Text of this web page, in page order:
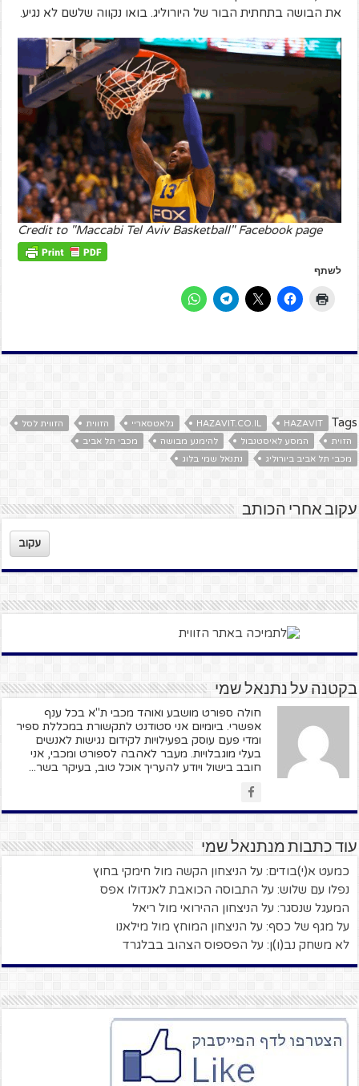
את הבושה בתחתית הבור של היורוליג. בואו נקווה שלשם לא נגיע.
Credit to "Maccabi Tel Aviv Basketball" Facebook page
לשתף
Tags
HAZAVIT
HAZAVIT.CO.IL גלאטסאריי הזווית
הזווית לסל
הזוית
המסע לאיסטנבול להימנע מבושה
מכבי תל אביב
מכבי תל אביב ביורוליג
נתנאל שמי בלוג
עקוב אחרי הכותב
עקוב
בקטנה על נתנאל שמי
חולה ספורט מושבע ואוהד מכבי ת"א בכל ענף
אפשרי. ביומיום אני סטודנט לתקשורת במכללת ספיר
ומדי פעם עוסק בפעילויות לקידום נגישות לאנשים
בעלי מוגבלויות. מעבר לאהבה לספורט ומכבי, אני
חובב בישול ויודע להעריך אוכל טוב, בעיקר בשר...
עוד כתבות מנתנאל שמי
כמעט א(י)בודים: על הניצחון הקשה מול חימקי בחוץ
נפלו עם שלוש: על התבוסה הכואבת לאנדולו אפס
המעגל שנסגר: על הניצחון ההירואי מול ריאל
על מגף של כסף: על הניצחון המוחץ מול מילאנו
לא משחק נב(ו)ן: על הפספוס הצהוב בבלגרד